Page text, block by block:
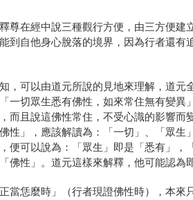
尊在經中說三種觀行方便，由三方便建
到自他身心脫落的境界，因為行者還有
，可以由道元所說的見地來理解，道元
一切眾生悉有佛性，如來常住無有變異
而且說這佛性常住，不受心識的影響而
佛性」，應該解讀為：「一切」、「眾
便可以說為：「眾生」即是「悉有」，
佛性」。道元這樣來解釋，他可能認為
當恁麼時」（行者現證佛性時），本來